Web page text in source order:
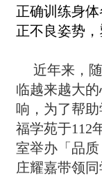
正确训练身
正不良姿势，
近年来，
临越来越大
响，为了帮
福学苑于112
室举办「品
庄耀嘉带领